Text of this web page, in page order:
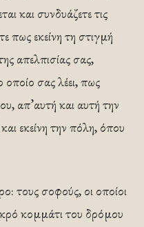
και συνδυάζετε τις
πως εκείνη τη στιγμή
απελπισίας σας,
οποίο σας λέει, πως
απ’αυτή και αυτή την
και εκείνη την πόλη, όπου
τους σοφούς, οι οποίοι
κομμάτι του δρόμου